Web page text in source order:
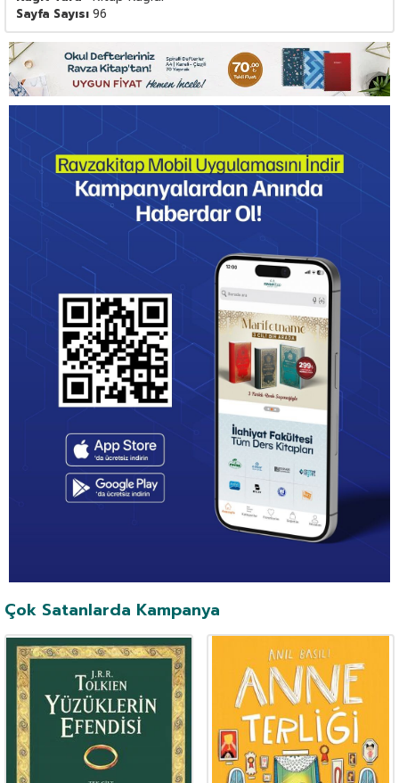
Sayfa Sayısı 96
Çok Satanlarda Kampanya